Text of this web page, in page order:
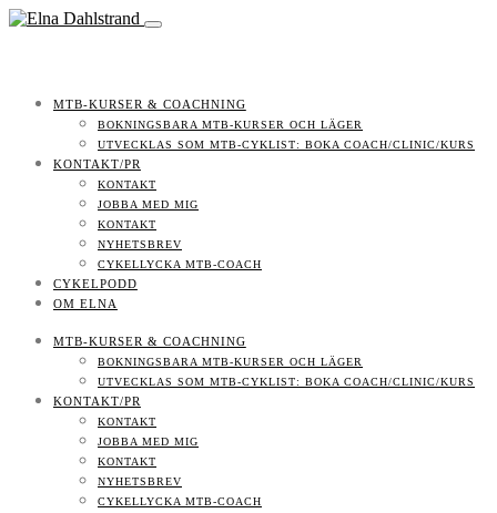
MTB-KURSER & COACHNING
BOKNINGSBARA MTB-KURSER OCH LÄGER
UTVECKLAS SOM MTB-CYKLIST: BOKA COACH/CLINIC/KURS
KONTAKT/PR
KONTAKT
JOBBA MED MIG
KONTAKT
NYHETSBREV
CYKELLYCKA MTB-COACH
CYKELPODD
OM ELNA
MTB-KURSER & COACHNING
BOKNINGSBARA MTB-KURSER OCH LÄGER
UTVECKLAS SOM MTB-CYKLIST: BOKA COACH/CLINIC/KURS
KONTAKT/PR
KONTAKT
JOBBA MED MIG
KONTAKT
NYHETSBREV
CYKELLYCKA MTB-COACH